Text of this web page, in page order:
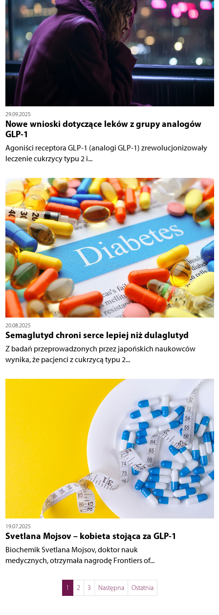
29.09.2025
Nowe wnioski dotyczące leków z grupy analogów
GLP-1
Agoniści receptora GLP-1 (analogi GLP-1) zrewolucjonizowały
leczenie cukrzycy typu 2 i...
20.08.2025
Semaglutyd chroni serce lepiej niż dulaglutyd
Z badań przeprowadzonych przez japońskich naukowców
wynika, że pacjenci z cukrzycą typu 2...
19.07.2025
Svetlana Mojsov – kobieta stojąca za GLP-1
Biochemik Svetlana Mojsov, doktor nauk
medycznych, otrzymała nagrodę Frontiers of...
1 2 3 Następna Ostatnia